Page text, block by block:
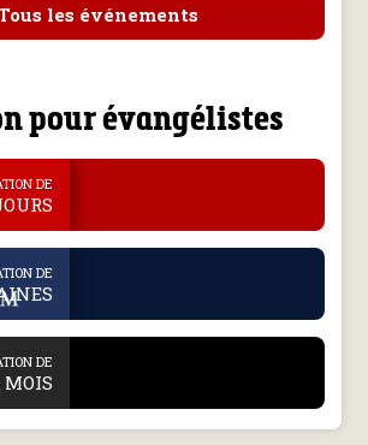
les événements
pour évangélistes
DE
DE
DE
MOIS